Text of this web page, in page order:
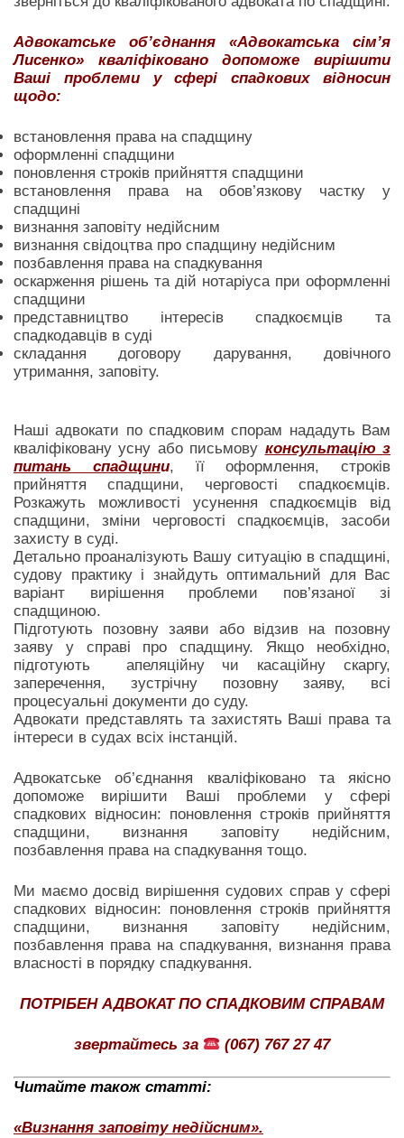
Адвокатське об’єднання «Адвокатська сім’я
Лисенко» кваліфіковано допоможе вирішити
Ваші проблеми у сфері спадкових відносин
щодо:
встановлення права на спадщину
оформленні спадщини
поновлення строків прийняття спадщини
встановлення права на обов’язкову частку у
спадщині
визнання заповіту недійсним
визнання свідоцтва про спадщину недійсним
позбавлення права на спадкування
оскарження рішень та дій нотаріуса при оформленні
спадщини
представництво інтересів спадкоємців та
спадкодавців в суді
складання договору дарування, довічного
утримання, заповіту.
Наші адвокати по спадковим спорам нададуть Вам
кваліфіковану усну або письмову консультацію з
питань спадщини, її оформлення, строків
прийняття спадщини, черговості спадкоємців.
Розкажуть можливості усунення спадкоємців від
спадщини, зміни черговості спадкоємців, засоби
захисту в суді.
Детально проаналізують Вашу ситуацію в спадщині,
судову практику і знайдуть оптимальний для Вас
варіант вирішення проблеми пов’язаної зі
спадщиною.
Підготують позовну заяви або відзив на позовну
заяву у справі про спадщину. Якщо необхідно,
підготують апеляційну чи касаційну скаргу,
заперечення, зустрічну позовну заяву, всі
процесуальні документи до суду.
Адвокати представлять та захистять Ваші права та
інтереси в судах всіх інстанцій.
Адвокатське об’єднання кваліфіковано та якісно
допоможе вирішити Ваші проблеми у сфері
спадкових відносин: поновлення строків прийняття
спадщини, визнання заповіту недійсним,
позбавлення права на спадкування тощо.
Ми маємо досвід вирішення судових справ у сфері
спадкових відносин: поновлення строків прийняття
спадщини, визнання заповіту недійсним,
позбавлення права на спадкування, визнання права
власності в порядку спадкування.
ПОТРІБЕН АДВОКАТ ПО СПАДКОВИМ СПРАВАМ
звертайтесь за (067) 767 27 47
Читайте також статті:
«Визнання заповіту недійсним».